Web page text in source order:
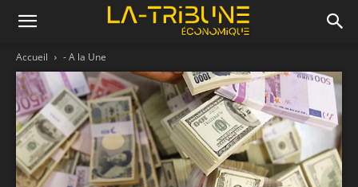
Accueil - A la Une